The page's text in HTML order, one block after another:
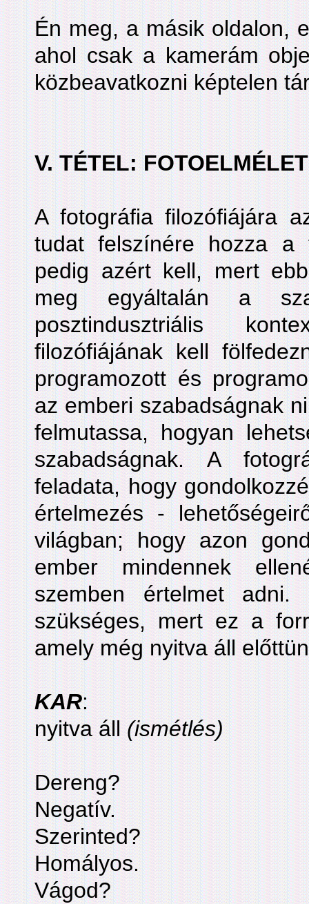
Én meg, a másik oldalon,
ahol csak a kamerám
közbeavatkozni képtelen
V. TÉTEL:
A fotográfia filozófiájára
tudat felszínére hozza a
pedig azért kell, mert
meg egyáltalán a
posztindusztriális
filozófiájának kell
programozott és
az emberi szabadságnak
felmutassa, hogyan
szabadságnak. A
feladata, hogy
értelmezés -
világban; hogy azon
ember mindennek
szemben értelmet
szükséges, mert ez a
amely még nyitva áll
KAR:
nyitva áll(ismétlés)
Dereng?
Negatív.
Szerinted?
Homályos.
Vágod?